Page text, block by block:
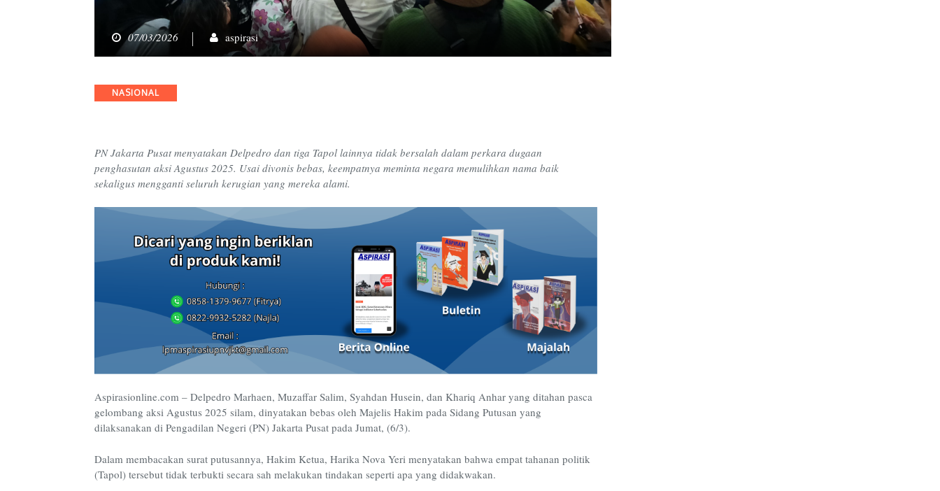
07/03/2026 aspirasi
Categories
NASIONAL
PN Jakarta Pusat menyatakan Delpedro dan tiga Tapol lainnya tidak bersalah dalam perkara dugaan
penghasutan aksi Agustus 2025. Usai divonis bebas, keempatnya meminta negara memulihkan nama baik
sekaligus mengganti seluruh kerugian yang mereka alami.
Aspirasionline.com – Delpedro Marhaen, Muzaffar Salim, Syahdan Husein, dan Khariq Anhar yang ditahan pasca
gelombang aksi Agustus 2025 silam, dinyatakan bebas oleh Majelis Hakim pada Sidang Putusan yang
dilaksanakan di Pengadilan Negeri (PN) Jakarta Pusat pada Jumat, (6/3).
Dalam membacakan surat putusannya, Hakim Ketua, Harika Nova Yeri menyatakan bahwa empat tahanan politik
(Tapol) tersebut tidak terbukti secara sah melakukan tindakan seperti apa yang didakwakan.